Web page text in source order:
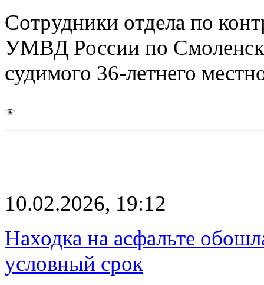
Сотрудники отдела по
УМВД России по
судимого 36-летнего
10.02.2026, 19:12
Находка на асфальте
условный срок